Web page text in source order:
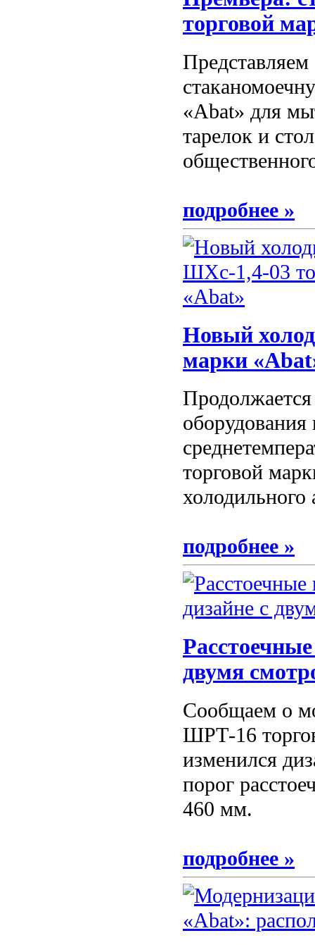
торговой
«Abat» для
тарелок и
подробнее »
Новый
марки
торговой
холодильного
подробнее »
двумя
Сообщаем о
ШРТ-16
изменился
порог
460 мм.
подробнее »